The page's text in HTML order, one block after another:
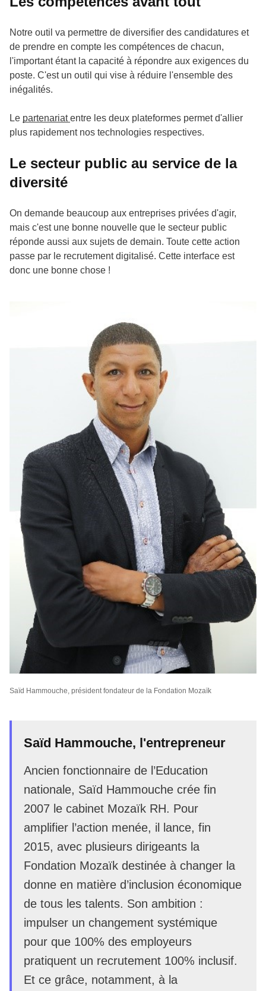
Notre outil va permettre de diversifier des candidatures et
de prendre en compte les compétences de chacun,
l'important étant la capacité à répondre aux exigences du
poste. C'est un outil qui vise à réduire l'ensemble des
inégalités.
Le partenariatentre les deux plateformes permet d'allier
plus rapidement nos technologies respectives.
Le secteur public au service de la
diversité
On demande beaucoup aux entreprises privées d'agir,
mais c'est une bonne nouvelle que le secteur public
réponde aussi aux sujets de demain. Toute cette action
passe par le recrutement digitalisé. Cette interface est
donc une bonne chose !
Saïd Hammouche, président fondateur de la Fondation Mozaïk
Saïd Hammouche, l'entrepreneur
Ancien fonctionnaire de l’Education
nationale, Saïd Hammouche crée fin
2007 le cabinet Mozaïk RH. Pour
amplifier l’action menée, il lance, fin
2015, avec plusieurs dirigeants la
Fondation Mozaïk destinée à changer la
donne en matière d’inclusion économique
de tous les talents. Son ambition :
impulser un changement systémique
pour que 100% des employeurs
pratiquent un recrutement 100% inclusif.
Et ce grâce, notamment, à la